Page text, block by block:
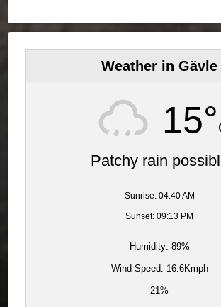
Weather in Gävle
15°
Patchy rain
Sunrise: 04:40 AM
Sunset: 09:13 PM
Humidity: 89%
Wind Speed: 16.6Kmph
21%